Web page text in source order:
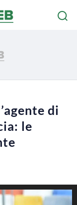
di
le